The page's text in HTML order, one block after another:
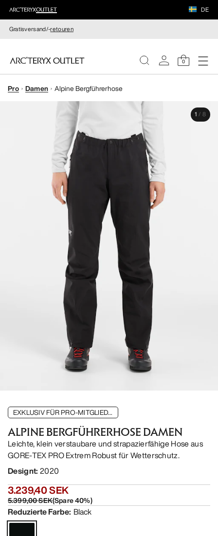
DE
Gratisversand/-retouren
0
DAMEN
Pro Damen Alpine Bergführerhose
1 / 8
EXKLUSIV FÜR PRO-MITGLIED...
ALPINE BERGFÜHRERHOSE DAMEN
Leichte, klein verstaubare und strapazierfähige Hose aus
GORE-TEX PRO Extrem Robust für Wetterschutz.
Designt: 2020
3.239,40 SEK
5.399,00 SEK(Spare40%)
Reduzierte Farbe: Black